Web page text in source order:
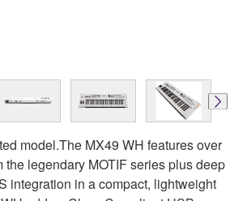
model.The MX49 WH features over
the legendary MOTIF series plus deep
integration in a compact, lightweight